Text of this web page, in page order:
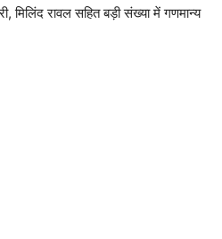
मिलिंद रावल सहित बड़ी संख्या में गणमान्य